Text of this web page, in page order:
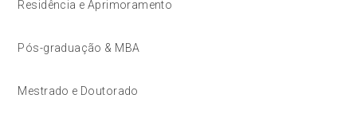
Residência e Aprimoramento
Pós-graduação & MBA
Mestrado e Doutorado